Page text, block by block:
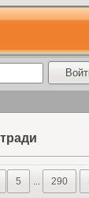
5 ... 290